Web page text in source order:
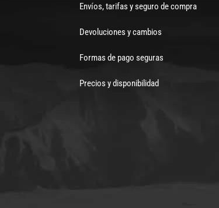
Envíos, tarifas y seguro de compra
Devoluciones y cambios
Formas de pago seguras
Precios y disponibilidad